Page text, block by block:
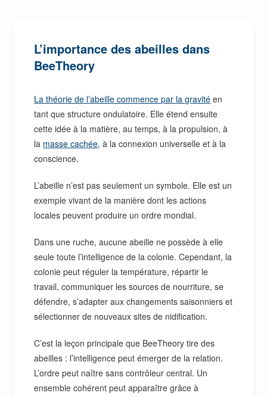
L’importance des abeilles dans
BeeTheory
La théorie de l’abeille commence par la gravité en
tant que structure ondulatoire. Elle étend ensuite
cette idée à la matière, au temps, à la propulsion, à
la masse cachée, à la connexion universelle et à la
conscience.
L’abeille n’est pas seulement un symbole. Elle est un
exemple vivant de la manière dont les actions
locales peuvent produire un ordre mondial.
Dans une ruche, aucune abeille ne possède à elle
seule toute l’intelligence de la colonie. Cependant, la
colonie peut réguler la température, répartir le
travail, communiquer les sources de nourriture, se
défendre, s’adapter aux changements saisonniers et
sélectionner de nouveaux sites de nidification.
C’est la leçon principale que BeeTheory tire des
abeilles : l’intelligence peut émerger de la relation.
L’ordre peut naître sans contrôleur central. Un
ensemble cohérent peut apparaître grâce à